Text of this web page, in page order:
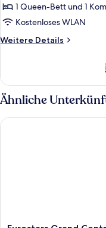
1 Queen-Bett und 1
Kostenloses WLAN
Weitere Details
Weitere
Ähnliche
Eurostars Grand Central